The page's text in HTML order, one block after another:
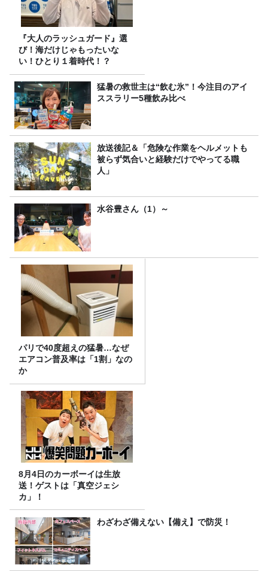
『大人のラッシュガード』選
び！海だけじゃもったいな
い！ひとり１着時代！？
猛暑の救世主は“飲む氷”！今注目のアイ
ススラリー5種飲み比べ
放送後記＆「危険な作業をヘルメットも
被らず気合いと経験だけでやってる職
人」
水谷豊さん（1）～
パリで40度超えの猛暑…なぜ
エアコン普及率は「1割」なの
か
8月4日のカーボーイは生放
送！ゲストは「真空ジェシ
カ」！
わざわざ備えない【備え】で防災！